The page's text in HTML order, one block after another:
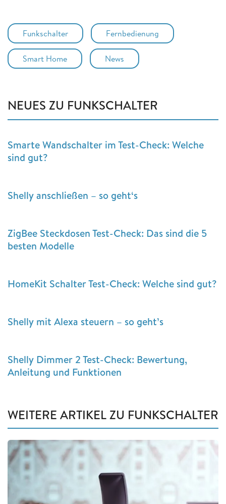
Funkschalter Fernbedienung
Smart Home News
NEUES ZU FUNKSCHALTER
Smarte Wandschalter im Test-Check: Welche
sind gut?
Shelly anschließen – so geht‘s
ZigBee Steckdosen Test-Check: Das sind die 5
besten Modelle
HomeKit Schalter Test-Check: Welche sind gut?
Shelly mit Alexa steuern – so geht’s
Shelly Dimmer 2 Test-Check: Bewertung,
Anleitung und Funktionen
WEITERE ARTIKEL ZU FUNKSCHALTER